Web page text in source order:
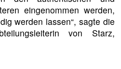
eingenommen werden,
werden lassen“, sagte die
von Starz,